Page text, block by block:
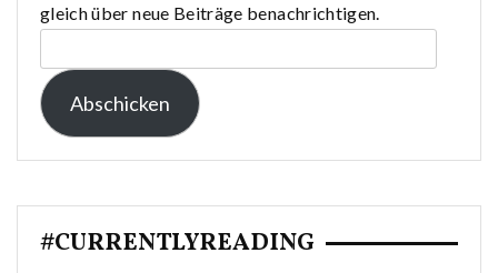
gleich über neue Beiträge benachrichtigen.
Mail-
Adresse:
Abschicken
#CURRENTLYREADING